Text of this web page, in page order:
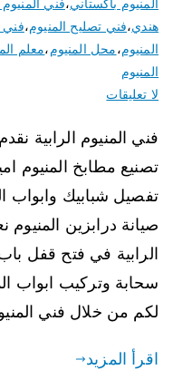
المنيوم باكستاني،فني
هندي،فني تصليح المنيوم،فني
المنيوم،محل المنيوم،معلم
المنيوم
لا تعليقات
فني المنيوم الرابية
تصنيع مطابخ المنيوم
تفصيل شبابيك وابواب
صيانة درابزين
الرابية في فتح قفل
سحابة وتركيب ابواب
لكم من خلال فني
اقرأ المزيد